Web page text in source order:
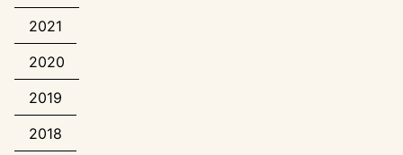
2021
2020
2019
2018